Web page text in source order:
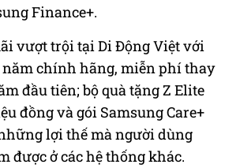
Finance+.
vượt trội tại Di Động Việt với
năm chính hãng, miễn phí thay
đầu tiên; bộ quà tặng Z Elite
đồng và gói Samsung Care+
lợi thế mà người dùng
được ở các hệ thống khác.